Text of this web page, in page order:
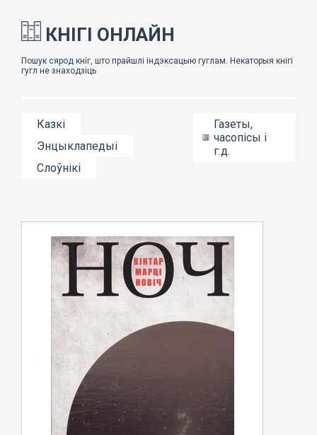
КНІГІ ОНЛАЙН
Казкі
Энцыклапедыі
Слоўнікі
Газеты,
часопісы і
г.д.